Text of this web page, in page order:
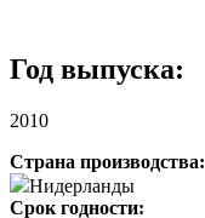
Год выпуска:
2010
Страна производства:
Нидерланды
Срок годности: